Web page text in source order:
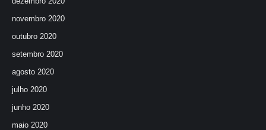
novembro 2020
outubro 2020
setembro 2020
agosto 2020
julho 2020
junho 2020
maio 2020